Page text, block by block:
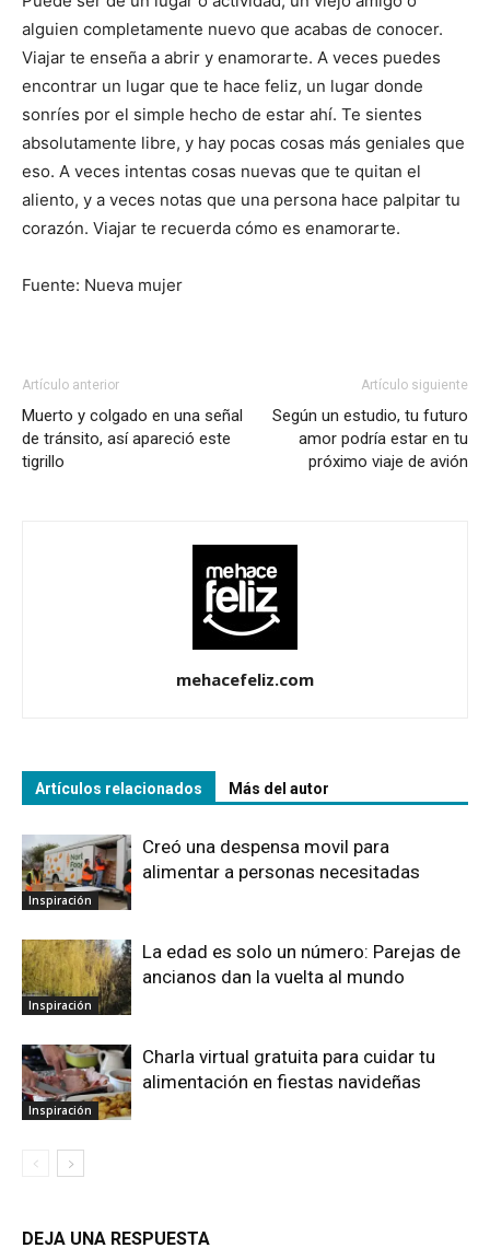
alguien completamente nuevo que acabas de conocer.
Viajar te enseña a abrir y enamorarte. A veces puedes
encontrar un lugar que te hace feliz, un lugar donde
sonríes por el simple hecho de estar ahí. Te sientes
absolutamente libre, y hay pocas cosas más geniales que
eso. A veces intentas cosas nuevas que te quitan el
aliento, y a veces notas que una persona hace palpitar tu
corazón. Viajar te recuerda cómo es enamorarte.
Fuente: Nueva mujer
Artículo anterior
Muerto y colgado en una señal
de tránsito, así apareció este
tigrillo
Artículo siguiente
Según un estudio, tu futuro
amor podría estar en tu
próximo viaje de avión
mehacefeliz.com
Artículos relacionados Más del autor
Inspiración
Creó una despensa movil para
alimentar a personas necesitadas
Inspiración
La edad es solo un número: Parejas de
ancianos dan la vuelta al mundo
Inspiración
Charla virtual gratuita para cuidar tu
alimentación en fiestas navideñas
DEJA UNA RESPUESTA